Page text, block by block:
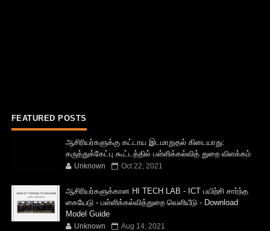
FEATURED POSTS
ஆசிரியர்களுக்கு கட்டாய இடமாறுதல் கிடையாது:
கருத்துக்கேட்பு கூட்டத்தில் பள்ளிக்கல்வித் துறை விளக்கம்
Unknown Oct 22, 2021
ஆசிரியர்களுக்கான HI TECH LAB - ICT பயிற்சி சார்ந்த
கையேடு - பள்ளிக்கல்வித்துறை வெளியீடு - Download
Model Guide
Unknown Aug 14, 2021